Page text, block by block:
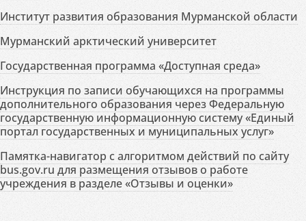
Институт развития образования Мурманской области
Мурманский арктический университет
Государственная программа «Доступная среда»
Инструкция по записи обучающихся на программы
дополнительного образования через Федеральную
государственную информационную систему «Единый
портал государственных и муниципальных услуг»
Памятка-навигатор с алгоритмом действий по сайту
bus.gov.ru для размещения отзывов о работе
учреждения в разделе «Отзывы и оценки»